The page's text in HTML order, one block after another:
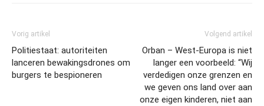
Vorig artikel
Politiestaat: autoriteiten
lanceren bewakingsdrones om
burgers te bespioneren
Volgend artikel
Orban – West-Europa is niet
langer een voorbeeld: “Wij
verdedigen onze grenzen en
we geven ons land over aan
onze eigen kinderen, niet aan